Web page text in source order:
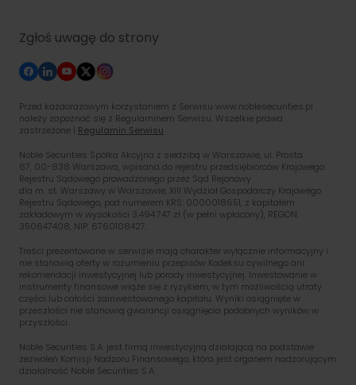
Zgłoś uwagę do strony
Przed każdorazowym korzystaniem z Serwisu www.noblesecurities.pl
należy zapoznać się z Regulaminem Serwisu. Wszelkie prawa
zastrzeżone | Regulamin Serwisu
Noble Securities Spółka Akcyjna z siedzibą w Warszawie, ul. Prosta
67, 00-838 Warszawa, wpisana do rejestru przedsiębiorców Krajowego
Rejestru Sądowego prowadzonego przez Sąd Rejonowy
dla m. st. Warszawy w Warszawie, XIII Wydział Gospodarczy Krajowego
Rejestru Sądowego, pod numerem KRS: 0000018651, z kapitałem
zakładowym w wysokości 3.494.747 zł (w pełni wpłacony), REGON:
350647408, NIP: 6760108427.
Treści prezentowane w serwisie mają charakter wyłącznie informacyjny i
nie stanowią oferty w rozumieniu przepisów Kodeksu cywilnego ani
rekomendacji inwestycyjnej lub porady inwestycyjnej. Inwestowanie w
instrumenty finansowe wiąże się z ryzykiem, w tym możliwością utraty
części lub całości zainwestowanego kapitału. Wyniki osiągnięte w
przeszłości nie stanowią gwarancji osiągnięcia podobnych wyników w
przyszłości.
Noble Securities S.A. jest firmą inwestycyjną działającą na podstawie
zezwoleń Komisji Nadzoru Finansowego, która jest organem nadzorującym
działalność Noble Securities S.A.